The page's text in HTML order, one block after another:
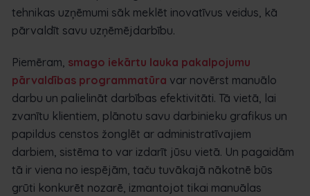
tehnikas uzņēmumi sāk meklēt inovatīvus veidus, kā
pārvaldīt savu uzņēmējdarbību.
Piemēram, smago iekārtu lauka pakalpojumu
pārvaldības programmatūra var novērst manuālo
darbu un palielināt darbības efektivitāti. Tā vietā, lai
zvanītu klientiem, plānotu savu darbinieku grafikus un
papildus censtos žonglēt ar administratīvajiem
darbiem, sistēma to var izdarīt jūsu vietā. Un pagaidām
tā ir viena no iespējām, taču tuvākajā nākotnē būs
grūti konkurēt nozarē, izmantojot tikai manuālas